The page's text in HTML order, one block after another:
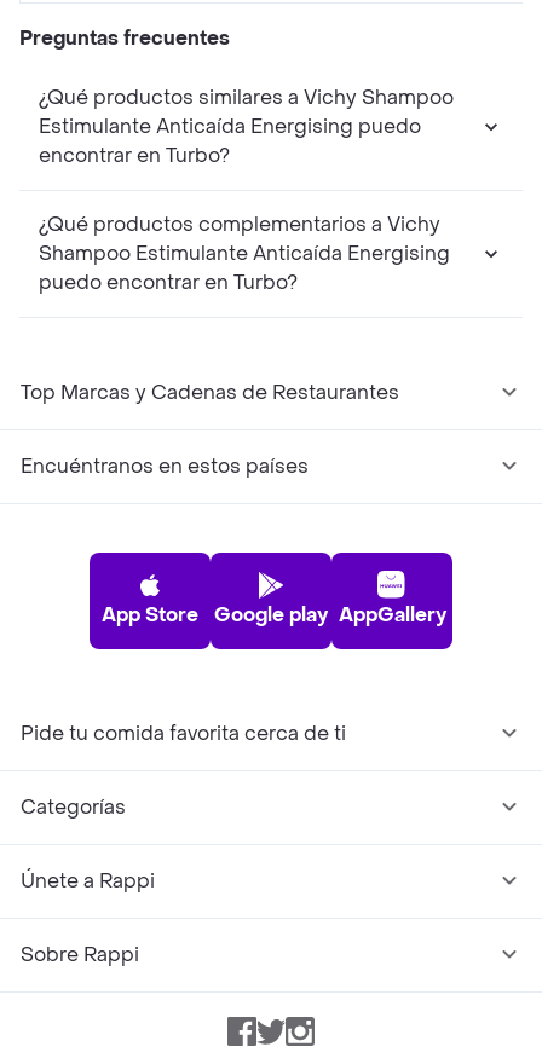
Preguntas frecuentes
¿Qué productos similares a Vichy Shampoo
Estimulante Anticaída Energising puedo
encontrar en Turbo?
¿Qué productos complementarios a Vichy
Shampoo Estimulante Anticaída Energising
puedo encontrar en Turbo?
Top Marcas y Cadenas de Restaurantes
Encuéntranos en estos países
App Store Google play AppGallery
Pide tu comida favorita cerca de ti
Categorías
Únete a Rappi
Sobre Rappi
Facebook
TwitterInstagram